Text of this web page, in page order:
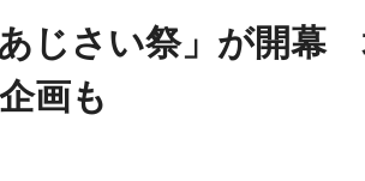
じさい祭」が開幕
画も